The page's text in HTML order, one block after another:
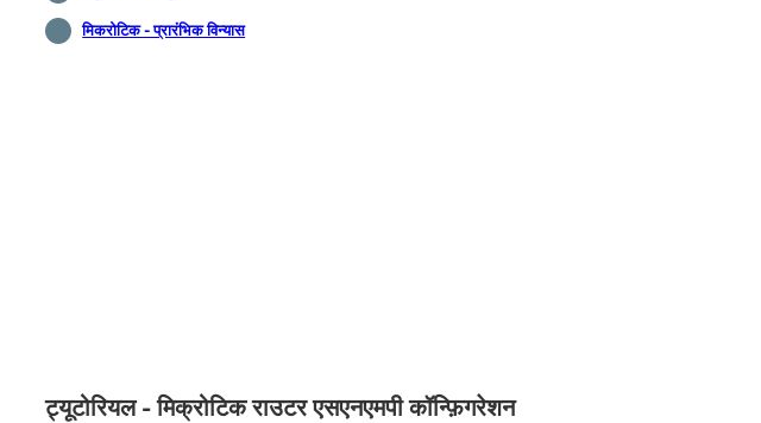
मिकरोटिक - प्रारंभिक विन्यास
ट्यूटोरियल - मिक्रोटिक राउटर एसएनएमपी कॉन्फ़िगरेशन